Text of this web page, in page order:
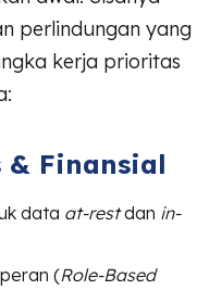
perlindungan yang
kerja prioritas
& Finansial
data at-restdan in-
(Role-Based